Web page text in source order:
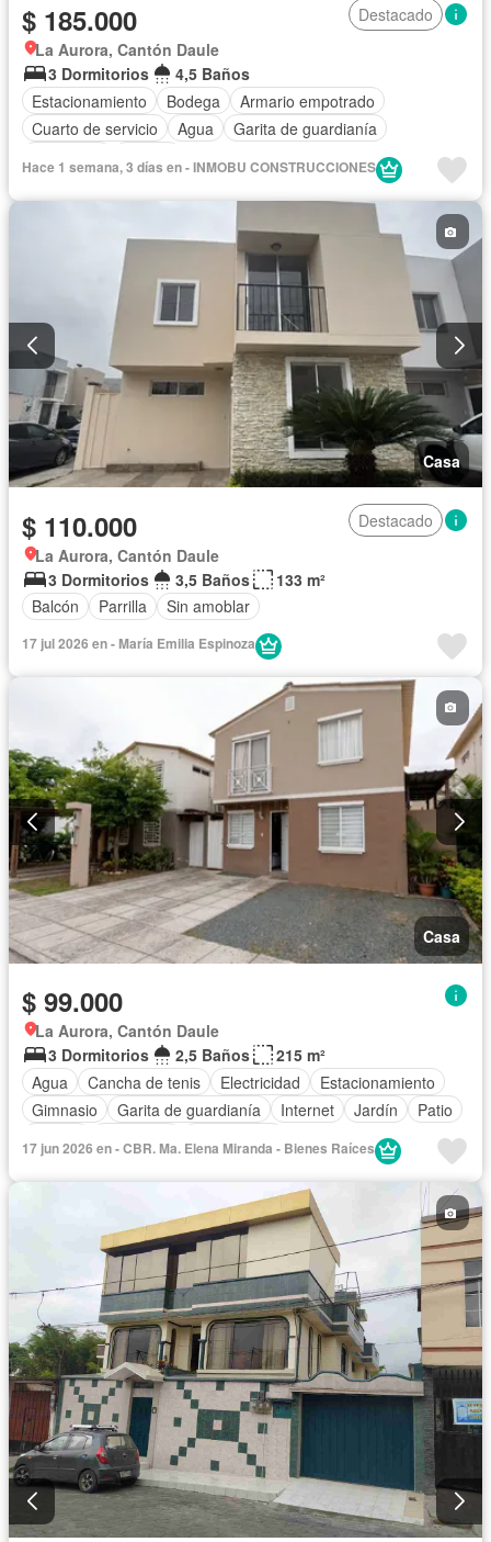
$ 185.000
Destacado
La Aurora, Cantón Daule
3 Dormitorios
4,5 Baños
Estacionamiento
Bodega
Armario empotrado
Cuarto de servicio
Agua
Garita de guardianía
Hace 1 semana, 3 días en - INMOBU CONSTRUCCIONES
Casa
$ 110.000
Destacado
La Aurora, Cantón Daule
3 Dormitorios
3,5 Baños
133 m²
Balcón
Parrilla Sin amoblar
17 jul 2026 en - María Emilia Espinoza
Casa
$ 99.000
La Aurora, Cantón Daule
3 Dormitorios
2,5 Baños
215 m²
Agua
Cancha de tenis Electricidad
Estacionamiento
Gimnasio
Garita de guardianía Internet Jardín
Patio
17 jun 2026 en - CBR. Ma. Elena Miranda - Bienes Raíces